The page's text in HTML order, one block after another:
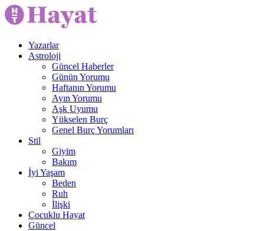
Yazarlar
Astroloji
Güncel Haberler
Günün Yorumu
Haftanın Yorumu
Ayın Yorumu
Aşk Uyumu
Yükselen Burç
Genel Burç Yorumları
Stil
Giyim
Bakım
İyi Yaşam
Beden
Ruh
İlişki
Çocuklu Hayat
Güncel